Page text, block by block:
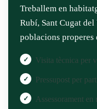
Treballem en
Rubí, Sant Cugat del
poblacions properes
Visita tècnica per
Pressupost per
Assessorament